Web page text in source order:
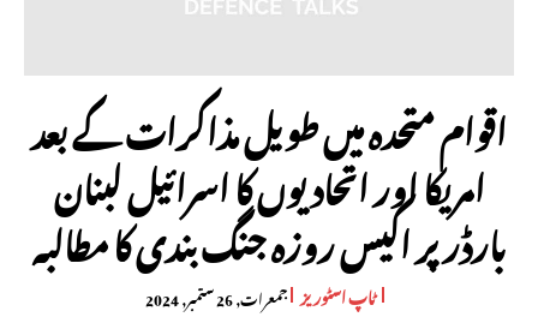
اقوام متحدہ میں طویل مذاکرات کے بعد
امریکا اور اتحادیوں کا اسرائیل لبنان
بارڈر پر اکیس روزہ جنگ بندی کا مطالبہ
ٹاپ اسٹوریز جمعرات, 26 ستمبر, 2024